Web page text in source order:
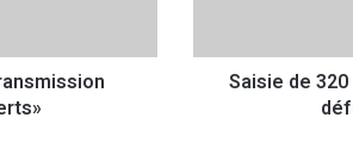
3
Saisie de